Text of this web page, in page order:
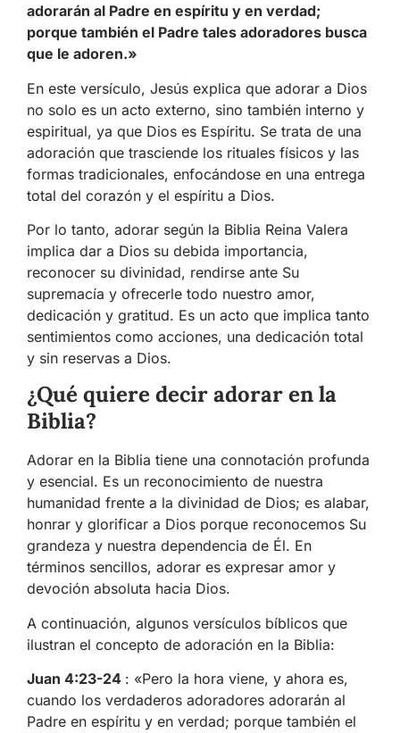
adorarán al Padre en espíritu y en verdad;
porque también el Padre tales adoradores busca
que le adoren.»
En este versículo, Jesús explica que adorar a Dios
no solo es un acto externo, sino también interno y
espiritual, ya que Dios es Espíritu. Se trata de una
adoración que trasciende los rituales físicos y las
formas tradicionales, enfocándose en una entrega
total del corazón y el espíritu a Dios.
Por lo tanto, adorar según la Biblia Reina Valera
implica dar a Dios su debida importancia,
reconocer su divinidad, rendirse ante Su
supremacía y ofrecerle todo nuestro amor,
dedicación y gratitud. Es un acto que implica tanto
sentimientos como acciones, una dedicación total
y sin reservas a Dios.
¿Qué quiere decir adorar en la
Biblia?
Adorar en la Biblia tiene una connotación profunda
y esencial. Es un reconocimiento de nuestra
humanidad frente a la divinidad de Dios; es alabar,
honrar y glorificar a Dios porque reconocemos Su
grandeza y nuestra dependencia de Él. En
términos sencillos, adorar es expresar amor y
devoción absoluta hacia Dios.
A continuación, algunos versículos bíblicos que
ilustran el concepto de adoración en la Biblia:
Juan 4:23-24 : «Pero la hora viene, y ahora es,
cuando los verdaderos adoradores adorarán al
Padre en espíritu y en verdad; porque también el